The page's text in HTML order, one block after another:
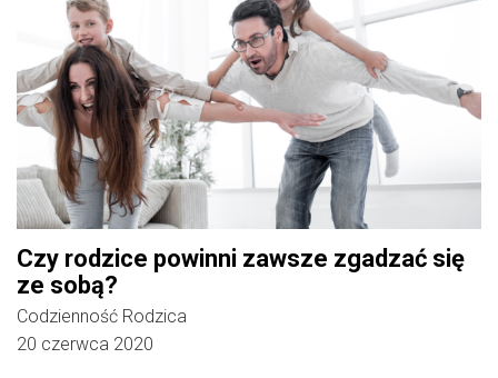
Czy rodzice powinni zawsze zgadzać się
ze sobą?
Codzienność Rodzica
20 czerwca 2020